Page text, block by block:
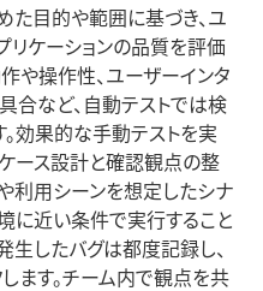
た目的や範囲に基づき、ユ
ケーションの品質を評価
や操作性、ユーザーインタ
合など、自動テストでは検
効果的な手動テストを実
ース設計と確認観点の整
利用シーンを想定したシナ
に近い条件で実行すること
生したバグは都度記録し、
ます。チーム内で観点を共